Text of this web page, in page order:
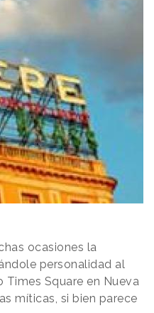
ocasiones la
personalidad al
Square en Nueva
míticas, si bien parece